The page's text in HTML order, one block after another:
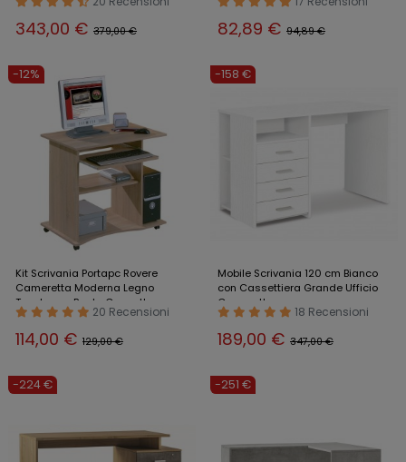
343,00 € 379,00 € 82,89 € 94,89 €
-12%
Kit Scrivania Portapc Rovere
Cameretta Moderna Legno
Tavolo con Ruote Cassetto
20 Recensioni
114,00 € 129,00 €
-158 €
Mobile Scrivania 120 cm Bianco
con Cassettiera Grande Ufficio
Cameretta
18 Recensioni
189,00 € 347,00 €
-224 € -251 €